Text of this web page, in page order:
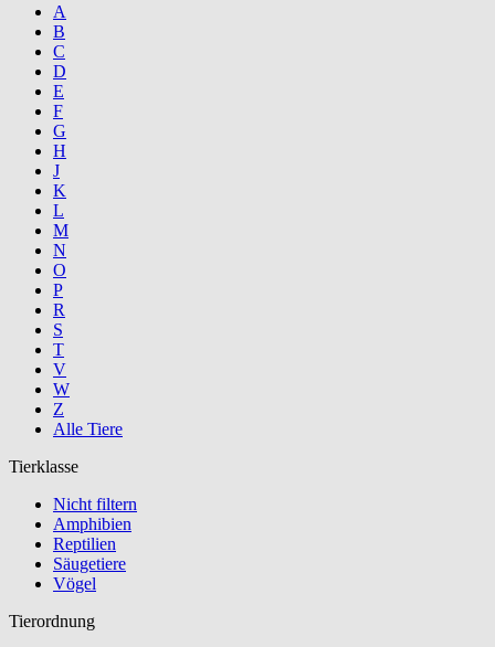
A
B
C
D
E
F
G
H
J
K
L
M
N
O
P
R
S
T
V
W
Z
Alle Tiere
Tierklasse
Nicht filtern
Amphibien
Reptilien
Säugetiere
Vögel
Tierordnung